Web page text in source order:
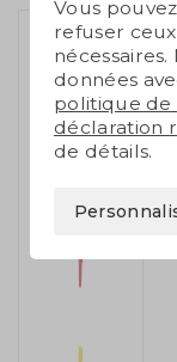
Vous
refuser
données
politique de
déclaration
de détails.